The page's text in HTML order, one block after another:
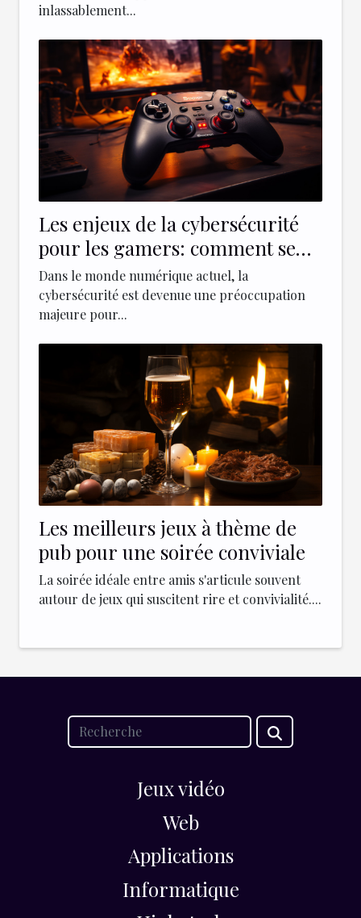
inlassablement...
Les enjeux de la cybersécurité
pour les gamers: comment se
protéger des attaques?
Dans le monde numérique actuel, la
cybersécurité est devenue une préoccupation
majeure pour...
Les meilleurs jeux à thème de
pub pour une soirée conviviale
La soirée idéale entre amis s'articule souvent
autour de jeux qui suscitent rire et convivialité....
Jeux vidéo
Web
Applications
Informatique